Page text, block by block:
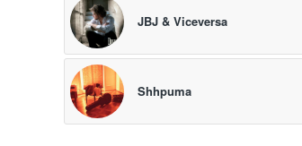
JBJ & Viceversa
Shhpuma